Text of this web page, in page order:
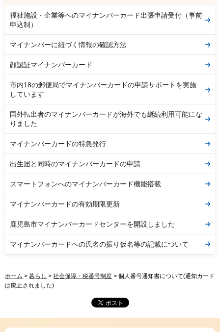
福祉施設・企業等へのマイナンバーカード出張申請受付（事前
申込制）
マイナンバーに紐づく情報の確認方法
顔認証マイナンバーカード
市内18の郵便局でマイナンバーカードの申請サポートを実施
しています
国外転出者のマイナンバーカードが海外でも継続利用可能にな
りました
マイナンバーカードの特急発行
出生届と同時のマイナンバーカードの申請
スマートフォンへのマイナンバーカード機能搭載
マイナンバーカードの有効期限更新
鹿児島市マイナンバーカードセンターを開設しました
マイナンバーカードへの氏名の振り仮名等の記載について
ホーム > 暮らし > 社会保障・税番号制度 > 個人番号通知書について(通知カード
は廃止されました)